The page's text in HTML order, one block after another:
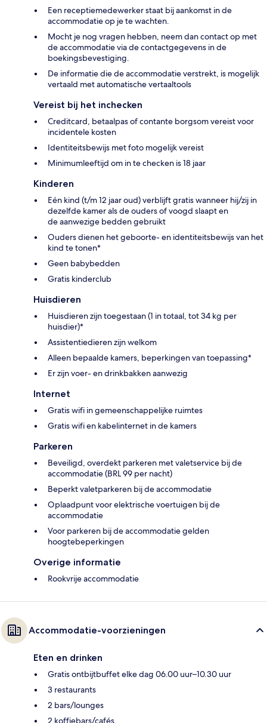
Een receptiemedewerker staat bij aankomst in de
accommodatie op je te wachten.
Mocht je nog vragen hebben, neem dan contact op met
de accommodatie via de contactgegevens in de
boekingsbevestiging.
De informatie die de accommodatie verstrekt, is mogelijk
vertaald met automatische vertaaltools
Vereist bij het inchecken
Creditcard, betaalpas of contante borgsom vereist voor
incidentele kosten
Identiteitsbewijs met foto mogelijk vereist
Minimumleeftijd om in te checken is 18 jaar
Kinderen
Eén kind (t/m 12 jaar oud) verblijft gratis wanneer hij/zij in
dezelfde kamer als de ouders of voogd slaapt en
de aanwezige bedden gebruikt
Ouders dienen het geboorte- en identiteitsbewijs van het
kind te tonen*
Geen babybedden
Gratis kinderclub
Huisdieren
Huisdieren zijn toegestaan (1 in totaal, tot 34 kg per
huisdier)*
Assistentiedieren zijn welkom
Alleen bepaalde kamers, beperkingen van toepassing*
Er zijn voer- en drinkbakken aanwezig
Internet
Gratis wifi in gemeenschappelijke ruimtes
Gratis wifi en kabelinternet in de kamers
Parkeren
Beveiligd, overdekt parkeren met valetservice bij de
accommodatie (BRL 99 per nacht)
Beperkt valetparkeren bij de accommodatie
Oplaadpunt voor elektrische voertuigen bij de
accommodatie
Voor parkeren bij de accommodatie gelden
hoogtebeperkingen
Overige informatie
Rookvrije accommodatie
Accommodatie-voorzieningen
Eten en drinken
Gratis ontbijtbuffet elke dag 06.00 uur–10.30 uur
3 restaurants
2 bars/lounges
2 koffiebars/cafés